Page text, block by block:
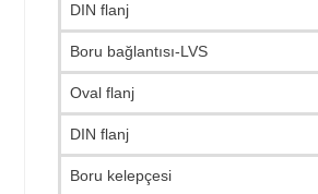
DIN flanj
Boru bağlantısı-LVS
Oval flanj
DIN flanj
Boru kelepçesi